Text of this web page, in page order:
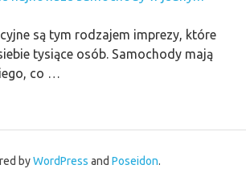
są tym rodzajem imprezy, które
tysiące osób. Samochody mają
co …
byWordPress and Poseidon.